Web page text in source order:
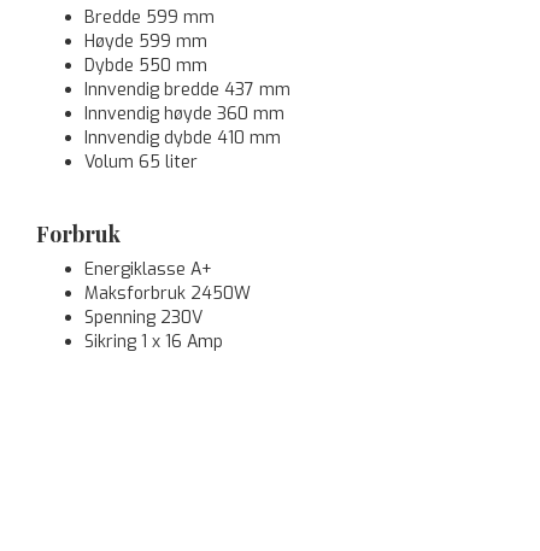
Bredde 599 mm
Høyde 599 mm
Dybde 550 mm
Innvendig bredde 437 mm
Innvendig høyde 360 mm
Innvendig dybde 410 mm
Volum 65 liter
Forbruk
Energiklasse A+
Maksforbruk 2450W
Spenning 230V
Sikring 1 x 16 Amp